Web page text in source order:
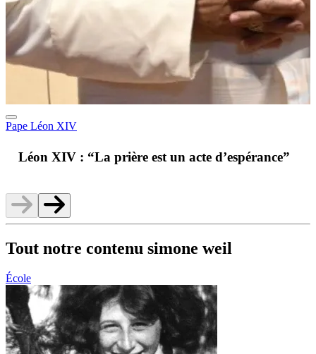
Pape Léon XIV
Léon XIV : “La prière est un acte d’espérance”
Tout notre contenu simone weil
École